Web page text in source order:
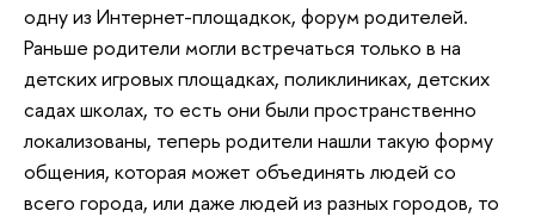
одну из Интернет-площадкок, форум родителей.
Раньше родители могли встречаться только в на
детских игровых площадках, поликлиниках, детских
садах школах, то есть они были пространственно
локализованы, теперь родители нашли такую форму
общения, которая может объединять людей со
всего города, или даже людей из разных городов, то